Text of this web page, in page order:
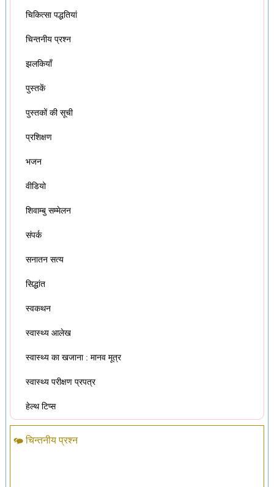
चिकित्सा पद्धतियां
चिन्तनीय प्रश्न
झलकियाँ
पुस्तकें
पुस्तकों की सूची
प्रशिक्षण
भजन
वीडियो
शिवाम्बु सम्मेलन
संपर्क
सनातन सत्य
सिद्धांत
स्वकथन
स्वास्थ्य आलेख
स्वास्थ्य का खजाना : मानव मूत्र
स्वास्थ्य परीक्षण प्रपत्र
हेल्थ टिप्स
चिन्तनीय प्रश्न